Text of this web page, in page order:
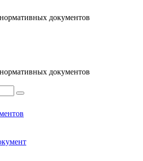
документов
документов